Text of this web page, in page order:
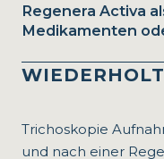
Regenera Activa
Medikamenten
Trichoskopie
und nach einer